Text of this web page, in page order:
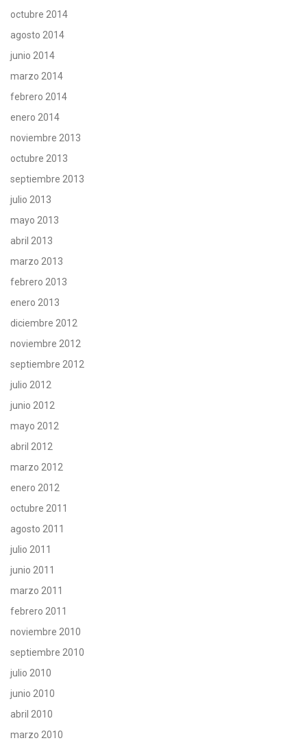
octubre 2014
agosto 2014
junio 2014
marzo 2014
febrero 2014
enero 2014
noviembre 2013
octubre 2013
septiembre 2013
julio 2013
mayo 2013
abril 2013
marzo 2013
febrero 2013
enero 2013
diciembre 2012
noviembre 2012
septiembre 2012
julio 2012
junio 2012
mayo 2012
abril 2012
marzo 2012
enero 2012
octubre 2011
agosto 2011
julio 2011
junio 2011
marzo 2011
febrero 2011
noviembre 2010
septiembre 2010
julio 2010
junio 2010
abril 2010
marzo 2010